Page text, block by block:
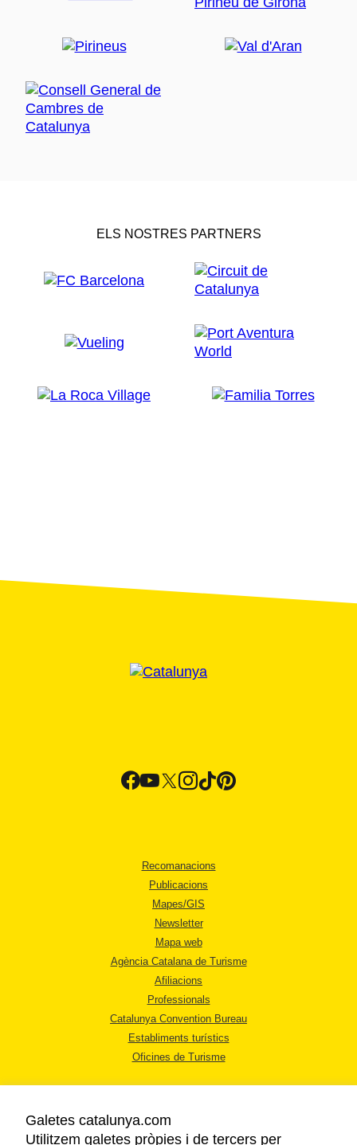
ELS NOSTRES PARTNERS
Recomanacions
Publicacions
Mapes/GIS
Newsletter
Mapa web
Agència Catalana de Turisme
Afiliacions
Professionals
Catalunya Convention Bureau
Establiments turístics
Oficines de Turisme
Galetes catalunya.com
Utilitzem galetes pròpies i de tercers per